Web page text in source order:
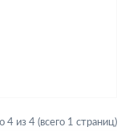
4 из 4 (всего 1 страниц)